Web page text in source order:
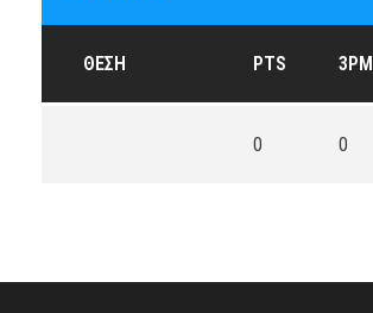
ΘΈΣΗ PTS 3PM
0 0